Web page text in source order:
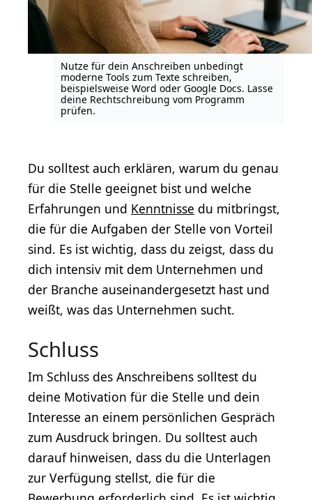
Nutze für dein Anschreiben unbedingt
moderne Tools zum Texte schreiben,
beispielsweise Word oder Google Docs. Lasse
deine Rechtschreibung vom Programm
prüfen.
Du solltest auch erklären, warum du genau
für die Stelle geeignet bist und welche
Erfahrungen und Kenntnisse du mitbringst,
die für die Aufgaben der Stelle von Vorteil
sind. Es ist wichtig, dass du zeigst, dass du
dich intensiv mit dem Unternehmen und
der Branche auseinandergesetzt hast und
weißt, was das Unternehmen sucht.
Schluss
Im Schluss des Anschreibens solltest du
deine Motivation für die Stelle und dein
Interesse an einem persönlichen Gespräch
zum Ausdruck bringen. Du solltest auch
darauf hinweisen, dass du die Unterlagen
zur Verfügung stellst, die für die